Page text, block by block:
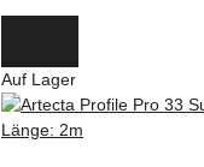
Auf Lager